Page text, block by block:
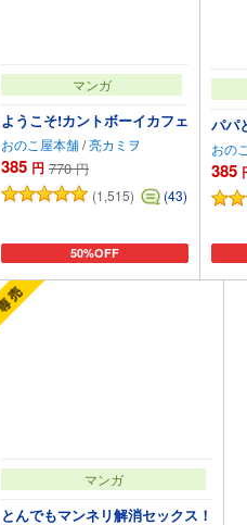
マンガ
ようこそ!カントボーイカフェ
おのこ屋本舗/亮カミヲ
385 円 770 円
(1,515)
(43)
50%OFF
カートに追加
パパ
おの
385
マンガ
とんでもマンネリ解消セックス！